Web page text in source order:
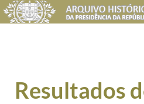
Resultados